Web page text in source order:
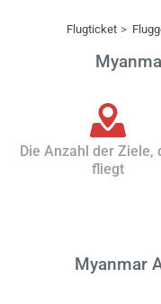
Flugticket
Die Anzahl der Ziele,
fliegt
Myanmar